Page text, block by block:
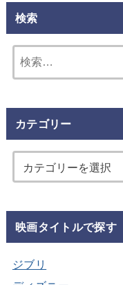
検索
カテゴリー
映画タイトルで探す
ジブリ